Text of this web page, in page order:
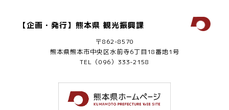
【企画・発行】熊本県 観光振興課
〒862-8570
熊本県熊本市中央区水前寺6丁目18番地1号
TEL（096）333-2158